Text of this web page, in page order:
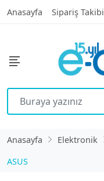
Anasayfa Sipariş Takibi
Anasayfa Elektronik
ASUS